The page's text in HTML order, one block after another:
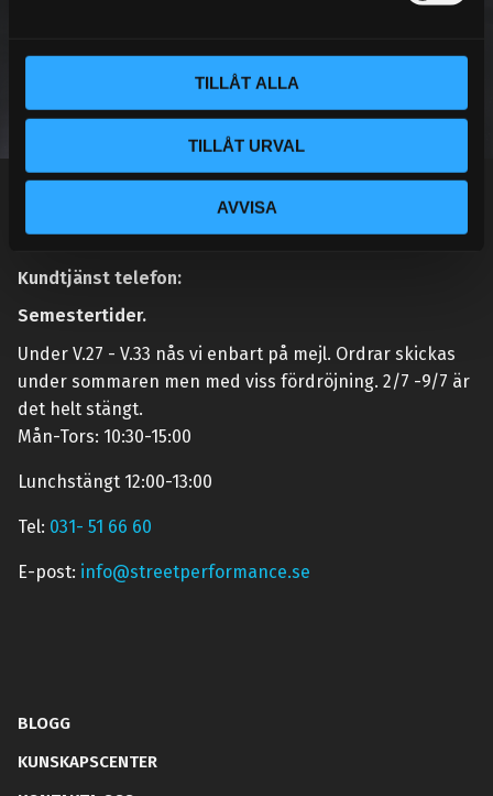
TILLÅT ALLA
TILLÅT URVAL
AVVISA
PRENUMERERA
Dina personuppgifter behandlas i enlighet med vår
Kundtjänst telefon:
Semestertider.
Under V.27 - V.33 nås vi enbart på mejl. Ordrar skickas
under sommaren men med viss fördröjning. 2/7 -9/7 är
det helt stängt.
Mån-Tors: 10:30-15:00
Lunchstängt 12:00-13:00
Tel: 031- 51 66 60
E-post: info@streetperformance.se
BLOGG
KUNSKAPSCENTER